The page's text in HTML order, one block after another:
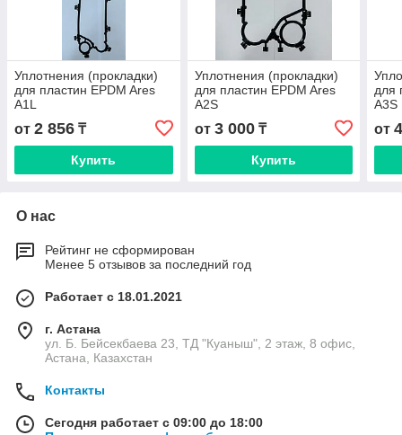
Уплотнения (прокладки)
для пластин EPDM Ares
A1L
от 2 856 ₸
Купить
Уплотнения (прокладки)
для пластин EPDM Ares
A2S
от 3 000₸
Купить
для
A3S
от
О нас
Рейтинг не сформирован
Менее 5 отзывов за последний год
Работает с 18.01.2021
г. Астана
ул. Б. Бейсекбаева 23, ТД "Куаныш", 2 этаж, 8 офис,
Астана, Казахстан
Контакты
Сегодня работает с 09:00 до 18:00